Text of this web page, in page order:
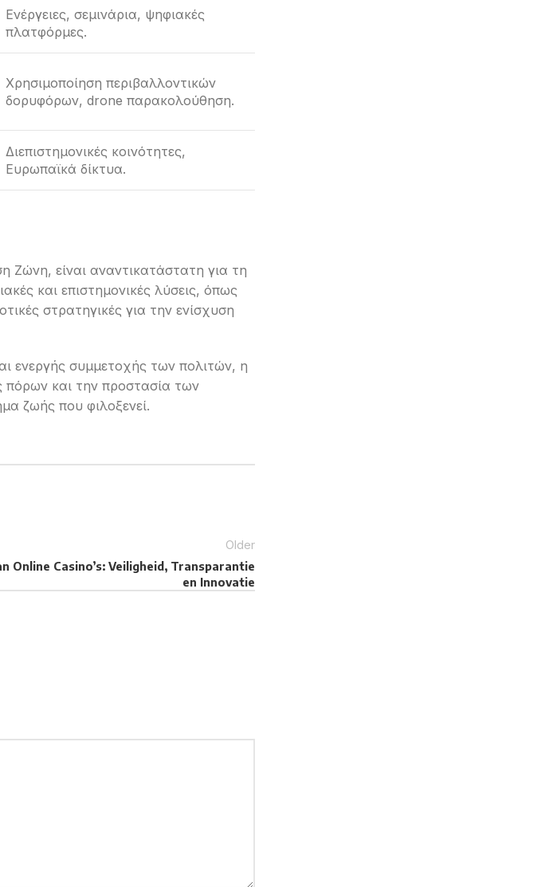
Ενέργειες, σεμινάρια, ψηφιακές
πλατφόρμες.
Χρησιμοποίηση περιβαλλοντικών
δορυφόρων, drone παρακολούθηση.
Διεπιστημονικές κοινότητες,
Ευρωπαϊκά δίκτυα.
Ζώνη, είναι αναντικατάστατη για τη
και επιστημονικές λύσεις, όπως
στρατηγικές για την ενίσχυση
ενεργής συμμετοχής των πολιτών, η
πόρων και την προστασία των
ζωής που φιλοξενεί.
Older
Online Casino’s: Veiligheid, Transparantie
en Innovatie